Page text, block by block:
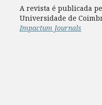
A revista é publicada
Universidade de
Impactum Journals